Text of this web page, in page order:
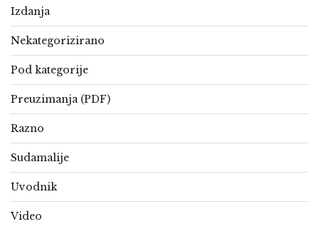
Izdanja
Nekategorizirano
Pod kategorije
Preuzimanja (PDF)
Razno
Sudamalije
Uvodnik
Video